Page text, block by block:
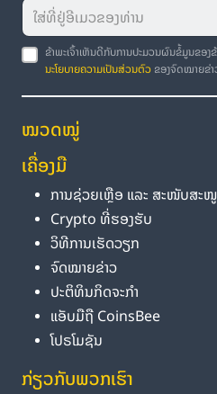
ຂ້າພະເຈົ້າເຫັນດີກັບການປະມວນຜົນຂໍ້ມູນຂອງ
ນະໂຍບາຍຄວາມເປັນສ່ວນຕົວ ຂອງຈົດໝາຍຂ່
ໝວດໝູ່
ເຄື່ອງມື
ການຊ່ວຍເຫຼືອ ແລະ ສະໜັບສະ
Crypto ທີ່ຮອງຮັບ
ວິທີການເຮັດວຽກ
ຈົດໝາຍຂ່າວ
ປະຕິທິນກິດຈະກຳ
ແອັບມືຖື CoinsBee
ໂປຣໂມຊັນ
ກ່ຽວກັບພວກເຮົາ